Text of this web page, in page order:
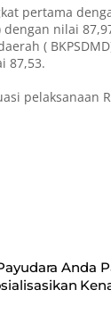
pertama
nilai
(
87,53.
pelaksanaan
Anda